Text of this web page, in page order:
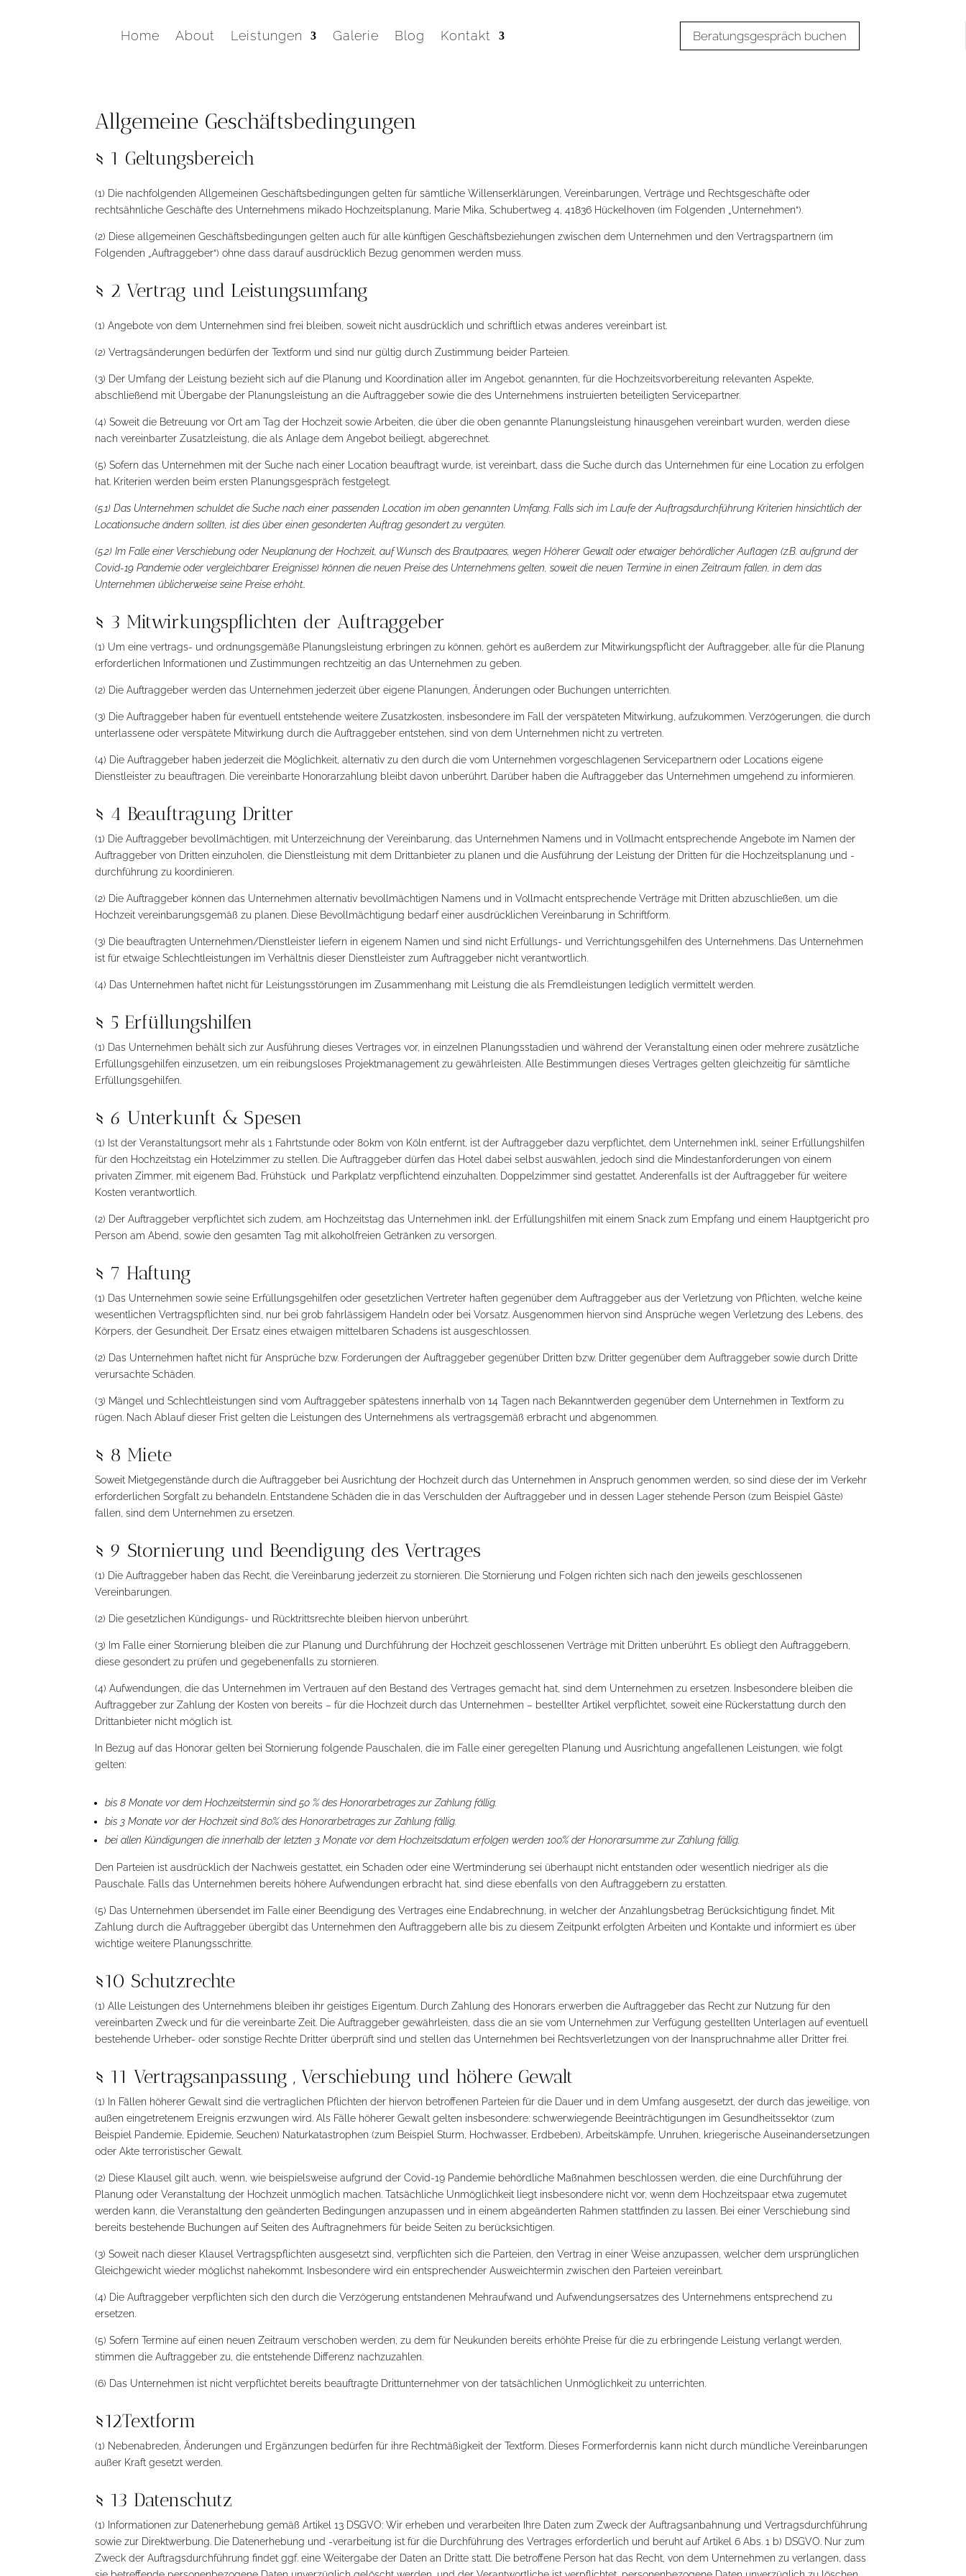
Home About Leistungen Galerie Blog Kontakt Beratungsgespräch buchen
Allgemeine Geschäftsbedingungen
§ 1 Geltungsbereich
(1) Die nachfolgenden Allgemeinen Geschäftsbedingungen gelten für sämtliche Willenserklärungen, Vereinbarungen, Verträge und Rechtsgeschäfte oder
rechtsähnliche Geschäfte des Unternehmens mikado Hochzeitsplanung, Marie Mika, Schubertweg 4, 41836 Hückelhoven (im Folgenden „Unternehmen“).
(2) Diese allgemeinen Geschäftsbedingungen gelten auch für alle künftigen Geschäftsbeziehungen zwischen dem Unternehmen und den Vertragspartnern (im
Folgenden „Auftraggeber“) ohne dass darauf ausdrücklich Bezug genommen werden muss.
§ 2 Vertrag und Leistungsumfang
(1) Angebote von dem Unternehmen sind frei bleiben, soweit nicht ausdrücklich und schriftlich etwas anderes vereinbart ist.
(2) Vertragsänderungen bedürfen der Textform und sind nur gültig durch Zustimmung beider Parteien.
(3) Der Umfang der Leistung bezieht sich auf die Planung und Koordination aller im Angebot. genannten, für die Hochzeitsvorbereitung relevanten Aspekte,
abschließend mit Übergabe der Planungsleistung an die Auftraggeber sowie die des Unternehmens instruierten beteiligten Servicepartner.
(4) Soweit die Betreuung vor Ort am Tag der Hochzeit sowie Arbeiten, die über die oben genannte Planungsleistung hinausgehen vereinbart wurden, werden diese
nach vereinbarter Zusatzleistung, die als Anlage dem Angebot beiliegt, abgerechnet.
(5) Sofern das Unternehmen mit der Suche nach einer Location beauftragt wurde, ist vereinbart, dass die Suche durch das Unternehmen für eine Location zu erfolgen
hat. Kriterien werden beim ersten Planungsgespräch festgelegt.
(5.1) Das Unternehmen schuldet die Suche nach einer passenden Location im oben genannten Umfang. Falls sich im Laufe der Auftragsdurchführung Kriterien hinsichtlich der
Locationsuche ändern sollten, ist dies über einen gesonderten Auftrag gesondert zu vergüten.
(5.2) Im Falle einer Verschiebung oder Neuplanung der Hochzeit, auf Wunsch des Brautpaares, wegen Höherer Gewalt oder etwaiger behördlicher Auflagen (z.B. aufgrund der
Covid-19 Pandemie oder vergleichbarer Ereignisse) können die neuen Preise des Unternehmens gelten, soweit die neuen Termine in einen Zeitraum fallen, in dem das
Unternehmen üblicherweise seine Preise erhöht..
§ 3 Mitwirkungspflichten der Auftraggeber
(1) Um eine vertrags- und ordnungsgemäße Planungsleistung erbringen zu können, gehört es außerdem zur Mitwirkungspflicht der Auftraggeber, alle für die Planung
erforderlichen Informationen und Zustimmungen rechtzeitig an das Unternehmen zu geben.
(2) Die Auftraggeber werden das Unternehmen jederzeit über eigene Planungen, Änderungen oder Buchungen unterrichten.
(3) Die Auftraggeber haben für eventuell entstehende weitere Zusatzkosten, insbesondere im Fall der verspäteten Mitwirkung, aufzukommen. Verzögerungen, die durch
unterlassene oder verspätete Mitwirkung durch die Auftraggeber entstehen, sind von dem Unternehmen nicht zu vertreten.
(4) Die Auftraggeber haben jederzeit die Möglichkeit, alternativ zu den durch die vom Unternehmen vorgeschlagenen Servicepartnern oder Locations eigene
Dienstleister zu beauftragen. Die vereinbarte Honorarzahlung bleibt davon unberührt. Darüber haben die Auftraggeber das Unternehmen umgehend zu informieren.
§ 4 Beauftragung Dritter
(1) Die Auftraggeber bevollmächtigen, mit Unterzeichnung der Vereinbarung, das Unternehmen Namens und in Vollmacht entsprechende Angebote im Namen der
Auftraggeber von Dritten einzuholen, die Dienstleistung mit dem Drittanbieter zu planen und die Ausführung der Leistung der Dritten für die Hochzeitsplanung und -
durchführung zu koordinieren.
(2) Die Auftraggeber können das Unternehmen alternativ bevollmächtigen Namens und in Vollmacht entsprechende Verträge mit Dritten abzuschließen, um die
Hochzeit vereinbarungsgemäß zu planen. Diese Bevollmächtigung bedarf einer ausdrücklichen Vereinbarung in Schriftform.
(3) Die beauftragten Unternehmen/Dienstleister liefern in eigenem Namen und sind nicht Erfüllungs- und Verrichtungsgehilfen des Unternehmens. Das Unternehmen
ist für etwaige Schlechtleistungen im Verhältnis dieser Dienstleister zum Auftraggeber nicht verantwortlich.
(4) Das Unternehmen haftet nicht für Leistungsstörungen im Zusammenhang mit Leistung die als Fremdleistungen lediglich vermittelt werden.
§ 5 Erfüllungshilfen
(1) Das Unternehmen behält sich zur Ausführung dieses Vertrages vor, in einzelnen Planungsstadien und während der Veranstaltung einen oder mehrere zusätzliche
Erfüllungsgehilfen einzusetzen, um ein reibungsloses Projektmanagement zu gewährleisten. Alle Bestimmungen dieses Vertrages gelten gleichzeitig für sämtliche
Erfüllungsgehilfen.
§ 6 Unterkunft & Spesen
(1) Ist der Veranstaltungsort mehr als 1 Fahrtstunde oder 80km von Köln entfernt, ist der Auftraggeber dazu verpflichtet, dem Unternehmen inkl, seiner Erfüllungshilfen
für den Hochzeitstag ein Hotelzimmer zu stellen. Die Auftraggeber dürfen das Hotel dabei selbst auswählen, jedoch sind die Mindestanforderungen von einem
privaten Zimmer, mit eigenem Bad, Frühstück und Parkplatz verpflichtend einzuhalten. Doppelzimmer sind gestattet. Anderenfalls ist der Auftraggeber für weitere
Kosten verantwortlich.
(2) Der Auftraggeber verpflichtet sich zudem, am Hochzeitstag das Unternehmen inkl. der Erfüllungshilfen mit einem Snack zum Empfang und einem Hauptgericht pro
Person am Abend, sowie den gesamten Tag mit alkoholfreien Getränken zu versorgen.
§ 7 Haftung
(1) Das Unternehmen sowie seine Erfüllungsgehilfen oder gesetzlichen Vertreter haften gegenüber dem Auftraggeber aus der Verletzung von Pflichten, welche keine
wesentlichen Vertragspflichten sind, nur bei grob fahrlässigem Handeln oder bei Vorsatz. Ausgenommen hiervon sind Ansprüche wegen Verletzung des Lebens, des
Körpers, der Gesundheit. Der Ersatz eines etwaigen mittelbaren Schadens ist ausgeschlossen.
(2) Das Unternehmen haftet nicht für Ansprüche bzw. Forderungen der Auftraggeber gegenüber Dritten bzw. Dritter gegenüber dem Auftraggeber sowie durch Dritte
verursachte Schäden.
(3) Mängel und Schlechtleistungen sind vom Auftraggeber spätestens innerhalb von 14 Tagen nach Bekanntwerden gegenüber dem Unternehmen in Textform zu
rügen. Nach Ablauf dieser Frist gelten die Leistungen des Unternehmens als vertragsgemäß erbracht und abgenommen.
§ 8 Miete
Soweit Mietgegenstände durch die Auftraggeber bei Ausrichtung der Hochzeit durch das Unternehmen in Anspruch genommen werden, so sind diese der im Verkehr
erforderlichen Sorgfalt zu behandeln. Entstandene Schäden die in das Verschulden der Auftraggeber und in dessen Lager stehende Person (zum Beispiel Gäste)
fallen, sind dem Unternehmen zu ersetzen.
§ 9 Stornierung und Beendigung des Vertrages
(1) Die Auftraggeber haben das Recht, die Vereinbarung jederzeit zu stornieren. Die Stornierung und Folgen richten sich nach den jeweils geschlossenen
Vereinbarungen.
(2) Die gesetzlichen Kündigungs- und Rücktrittsrechte bleiben hiervon unberührt.
(3) Im Falle einer Stornierung bleiben die zur Planung und Durchführung der Hochzeit geschlossenen Verträge mit Dritten unberührt. Es obliegt den Auftraggebern,
diese gesondert zu prüfen und gegebenenfalls zu stornieren.
(4) Aufwendungen, die das Unternehmen im Vertrauen auf den Bestand des Vertrages gemacht hat, sind dem Unternehmen zu ersetzen. Insbesondere bleiben die
Auftraggeber zur Zahlung der Kosten von bereits – für die Hochzeit durch das Unternehmen – bestellter Artikel verpflichtet, soweit eine Rückerstattung durch den
Drittanbieter nicht möglich ist.
In Bezug auf das Honorar gelten bei Stornierung folgende Pauschalen, die im Falle einer geregelten Planung und Ausrichtung angefallenen Leistungen, wie folgt
gelten:
bis 8 Monate vor dem Hochzeitstermin sind 50 % des Honorarbetrages zur Zahlung fällig.
bis 3 Monate vor der Hochzeit sind 80% des Honorarbetrages zur Zahlung fällig.
bei allen Kündigungen die innerhalb der letzten 3 Monate vor dem Hochzeitsdatum erfolgen werden 100% der Honorarsumme zur Zahlung fällig.
Den Parteien ist ausdrücklich der Nachweis gestattet, ein Schaden oder eine Wertminderung sei überhaupt nicht entstanden oder wesentlich niedriger als die
Pauschale. Falls das Unternehmen bereits höhere Aufwendungen erbracht hat, sind diese ebenfalls von den Auftraggebern zu erstatten.
(5) Das Unternehmen übersendet im Falle einer Beendigung des Vertrages eine Endabrechnung, in welcher der Anzahlungsbetrag Berücksichtigung findet. Mit
Zahlung durch die Auftraggeber übergibt das Unternehmen den Auftraggebern alle bis zu diesem Zeitpunkt erfolgten Arbeiten und Kontakte und informiert es über
wichtige weitere Planungsschritte.
§10 Schutzrechte
(1) Alle Leistungen des Unternehmens bleiben ihr geistiges Eigentum. Durch Zahlung des Honorars erwerben die Auftraggeber das Recht zur Nutzung für den
vereinbarten Zweck und für die vereinbarte Zeit. Die Auftraggeber gewährleisten, dass die an sie vom Unternehmen zur Verfügung gestellten Unterlagen auf eventuell
bestehende Urheber- oder sonstige Rechte Dritter überprüft sind und stellen das Unternehmen bei Rechtsverletzungen von der Inanspruchnahme aller Dritter frei.
§ 11 Vertragsanpassung , Verschiebung und höhere Gewalt
(1) In Fällen höherer Gewalt sind die vertraglichen Pflichten der hiervon betroffenen Parteien für die Dauer und in dem Umfang ausgesetzt, der durch das jeweilige, von
außen eingetretenem Ereignis erzwungen wird. Als Fälle höherer Gewalt gelten insbesondere: schwerwiegende Beeinträchtigungen im Gesundheitssektor (zum
Beispiel Pandemie, Epidemie, Seuchen) Naturkatastrophen (zum Beispiel Sturm, Hochwasser, Erdbeben), Arbeitskämpfe, Unruhen, kriegerische Auseinandersetzungen
oder Akte terroristischer Gewalt.
(2) Diese Klausel gilt auch, wenn, wie beispielsweise aufgrund der Covid-19 Pandemie behördliche Maßnahmen beschlossen werden, die eine Durchführung der
Planung oder Veranstaltung der Hochzeit unmöglich machen. Tatsächliche Unmöglichkeit liegt insbesondere nicht vor, wenn dem Hochzeitspaar etwa zugemutet
werden kann, die Veranstaltung den geänderten Bedingungen anzupassen und in einem abgeänderten Rahmen stattfinden zu lassen. Bei einer Verschiebung sind
bereits bestehende Buchungen auf Seiten des Auftragnehmers für beide Seiten zu berücksichtigen.
(3) Soweit nach dieser Klausel Vertragspflichten ausgesetzt sind, verpflichten sich die Parteien, den Vertrag in einer Weise anzupassen, welcher dem ursprünglichen
Gleichgewicht wieder möglichst nahekommt. Insbesondere wird ein entsprechender Ausweichtermin zwischen den Parteien vereinbart.
(4) Die Auftraggeber verpflichten sich den durch die Verzögerung entstandenen Mehraufwand und Aufwendungsersatzes des Unternehmens entsprechend zu
ersetzen.
(5) Sofern Termine auf einen neuen Zeitraum verschoben werden, zu dem für Neukunden bereits erhöhte Preise für die zu erbringende Leistung verlangt werden,
stimmen die Auftraggeber zu, die entstehende Differenz nachzuzahlen.
(6) Das Unternehmen ist nicht verpflichtet bereits beauftragte Drittunternehmer von der tatsächlichen Unmöglichkeit zu unterrichten.
§12Textform
(1) Nebenabreden, Änderungen und Ergänzungen bedürfen für ihre Rechtmäßigkeit der Textform. Dieses Formerfordernis kann nicht durch mündliche Vereinbarungen
außer Kraft gesetzt werden.
§ 13 Datenschutz
(1) Informationen zur Datenerhebung gemäß Artikel 13 DSGVO: Wir erheben und verarbeiten Ihre Daten zum Zweck der Auftragsanbahnung und Vertragsdurchführung
sowie zur Direktwerbung. Die Datenerhebung und -verarbeitung ist für die Durchführung des Vertrages erforderlich und beruht auf Artikel 6 Abs. 1 b) DSGVO. Nur zum
Zweck der Auftragsdurchführung findet ggf. eine Weitergabe der Daten an Dritte statt. Die betroffene Person hat das Recht, von dem Unternehmen zu verlangen, dass